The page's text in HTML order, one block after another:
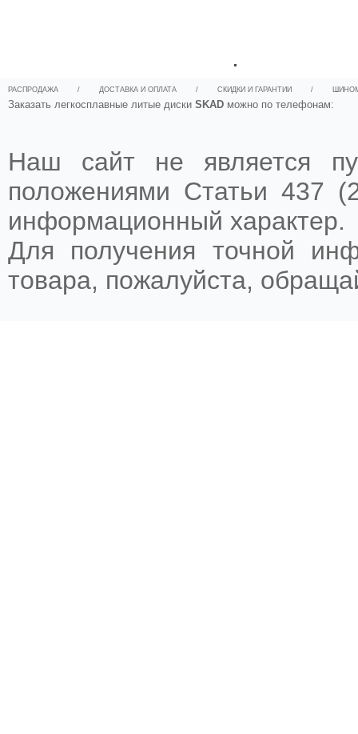
.
РАСПРОДАЖА / ДОСТАВКА И ОПЛАТА / СКИДКИ И ГАРАНТИИ /
Заказать легкосплавные литые диски SKAD можно по телефонам:
Наш сайт не является
положениями Статьи 437
информационный характер.
Для получения точной
товара, пожалуйста,